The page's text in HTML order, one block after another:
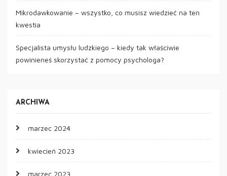
Mikrodawkowanie – wszystko, co musisz wiedzieć na ten
kwestia
Specjalista umysłu ludzkiego – kiedy tak właściwie
powinieneś skorzystać z pomocy psychologa?
ARCHIWA
marzec 2024
kwiecień 2023
marzec 2023